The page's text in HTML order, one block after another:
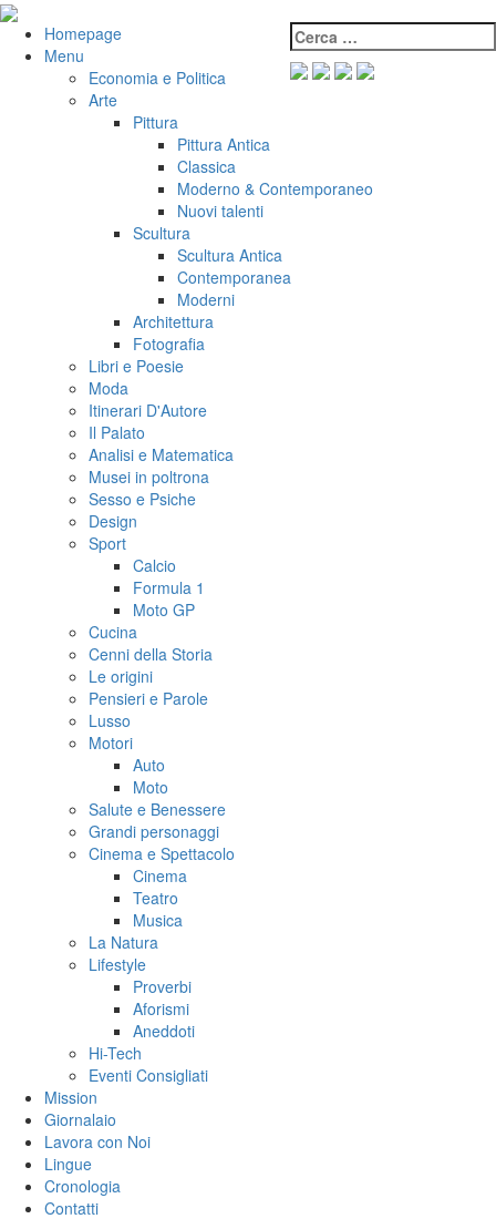
Salta
contenuto
VeniVidiVici Cerca:
Homepage
Menu
Economia e Politica
Arte
Pittura
Pittura Antica
Classica
Moderno & Contemporaneo
Nuovi talenti
Scultura
Scultura Antica
Contemporanea
Moderni
Architettura
Fotografia
Libri e Poesie
Moda
Itinerari D'Autore
Il Palato
Analisi e Matematica
Musei in poltrona
Sesso e Psiche
Design
Sport
Calcio
Formula 1
Moto GP
Cucina
Cenni della Storia
Le origini
Pensieri e Parole
Lusso
Motori
Auto
Moto
Salute e Benessere
Grandi personaggi
Cinema e Spettacolo
Cinema
Teatro
Musica
La Natura
Lifestyle
Proverbi
Aforismi
Aneddoti
Hi-Tech
Eventi Consigliati
Mission
Giornalaio
Lavora con Noi
Lingue
Cronologia
Contatti